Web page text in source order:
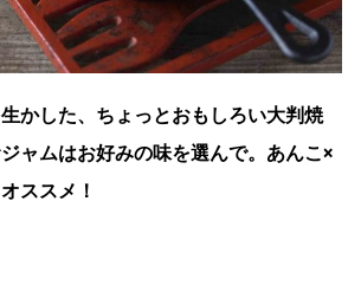
かした、ちょっとおもしろい大判焼
ャムはお好みの味を選んで。あんこ×
ススメ！